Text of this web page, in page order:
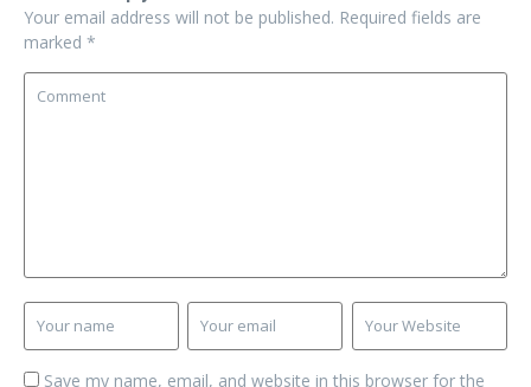
Your email address will not be published. Required fields are
marked *
Save my name, email, and website in this browser for the